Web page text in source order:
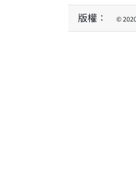
版權： ©